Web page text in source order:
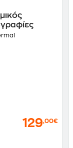
129,00€